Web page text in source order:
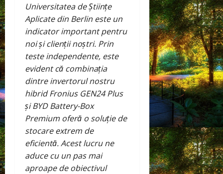
Universitatea de Științe
Aplicate din Berlin este un
indicator important pentru
noi și clienții noștri. Prin
teste independente, este
evident că combinația
dintre invertorul nostru
hibrid Fronius GEN24 Plus
și BYD Battery-Box
Premium oferă o soluție de
stocare extrem de
eficientă. Acest lucru ne
aduce cu un pas mai
aproape de obiectivul